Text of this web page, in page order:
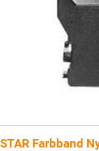
STAR Farbband